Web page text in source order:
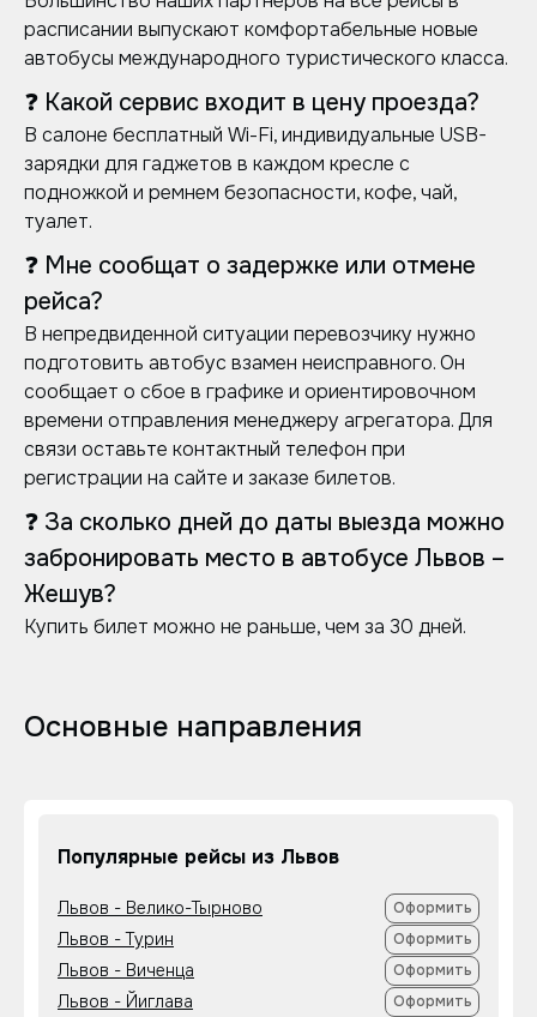
расписании выпускают комфортабельные новые
автобусы международного туристического класса.
❓ Какой сервис входит в цену проезда?
В салоне бесплатный Wi-Fi, индивидуальные USB-
зарядки для гаджетов в каждом кресле с
подножкой и ремнем безопасности, кофе, чай,
туалет.
❓ Мне сообщат о задержке или отмене
рейса?
В непредвиденной ситуации перевозчику нужно
подготовить автобус взамен неисправного. Он
сообщает о сбое в графике и ориентировочном
времени отправления менеджеру агрегатора. Для
связи оставьте контактный телефон при
регистрации на сайте и заказе билетов.
❓ За сколько дней до даты выезда можно
забронировать место в автобусе Львов –
Жешув?
Купить билет можно не раньше, чем за 30 дней.
Основные направления
Популярные рейсы из Львов
Львов - Велико-Тырново Оформить
Львов - Турин Оформить
Львов - Виченца Оформить
Львов - Йиглава Оформить